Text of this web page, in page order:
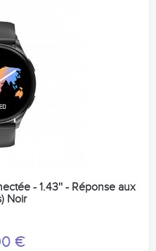
- 1.43'' - Réponse aux
Noir
€